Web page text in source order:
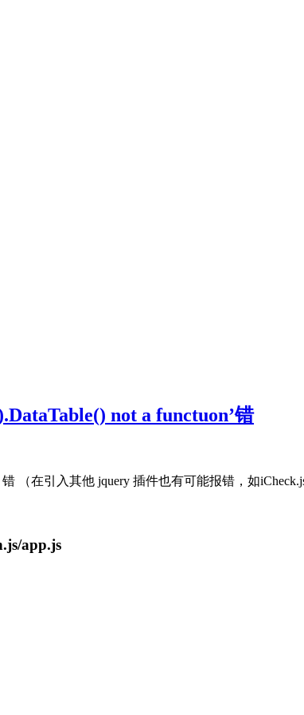
not a functuon’错
错 （在引入其他 jquery 插件也有可能报错，如
app.js